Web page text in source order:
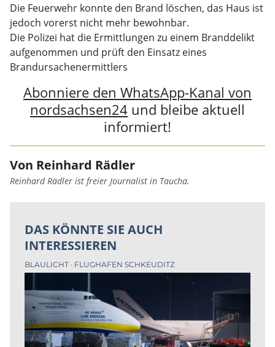
Die Feuerwehr konnte den Brand löschen, das Haus ist
jedoch vorerst nicht mehr bewohnbar.
Die Polizei hat die Ermittlungen zu einem Branddelikt
aufgenommen und prüft den Einsatz eines
Brandursachenermittlers
Abonniere den WhatsApp-Kanal von
nordsachsen24 und bleibe aktuell
informiert!
Von Reinhard Rädler
Reinhard Rädler ist freier Journalist in Taucha.
DAS KÖNNTE SIE AUCH
INTERESSIEREN
BLAULICHT FLUGHAFEN SCHKEUDITZ